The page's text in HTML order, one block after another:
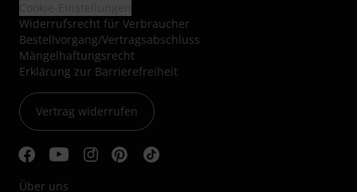
Widerrufsrecht für Verbraucher
Bestellvorgang/Vertragsabschluss
Mängelhaftungsrecht
Erklärung zur Barrierefreiheit
Vertrag widerrufen
Über uns